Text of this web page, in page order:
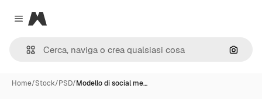
Close menu
Magnific
Cerca
Home/Stock/PSD/Modello di social me…